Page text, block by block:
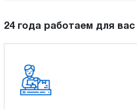
24 года работаем для вас